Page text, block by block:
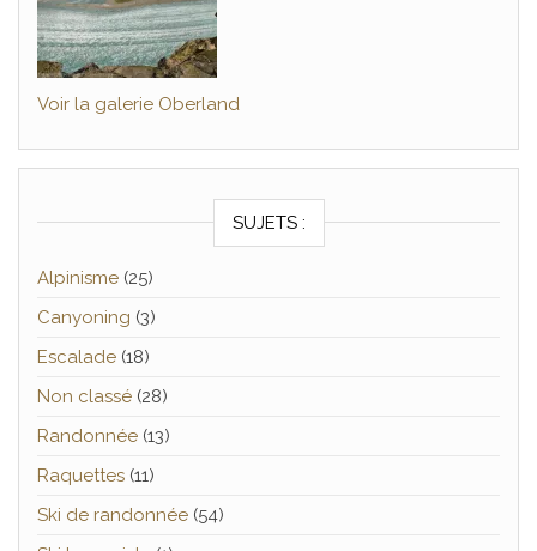
Voir la galerie Oberland
SUJETS :
Alpinisme (25)
Canyoning (3)
Escalade (18)
Non classé (28)
Randonnée (13)
Raquettes (11)
Ski de randonnée (54)